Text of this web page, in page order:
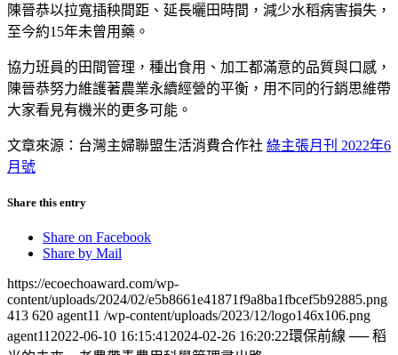
陳晉恭以拉寬插秧間距、延長曬田時間，減少水稻病害損失，
至今約15年未曾用藥。
協力班員的田間管理，種出食用、加工都滿意的品質與口感，
陳晉恭努力維護著農業永續經營的平衡，用不同的行銷思維帶
大家看見有機米的更多可能。
文章來源：台灣主婦聯盟生活消費合作社 綠主張月刊 2022年6
月號
Share this entry
Share on Facebook
Share by Mail
https://ecoechoaward.com/wp-
content/uploads/2024/02/e5b8661e41871f9a8ba1fbcef5b92885.png
413 620 agent11 /wp-content/uploads/2023/12/logo146x106.png
agent11 2022-06-10 16:15:41 2024-02-26 16:20:22環保前線 ── 稻